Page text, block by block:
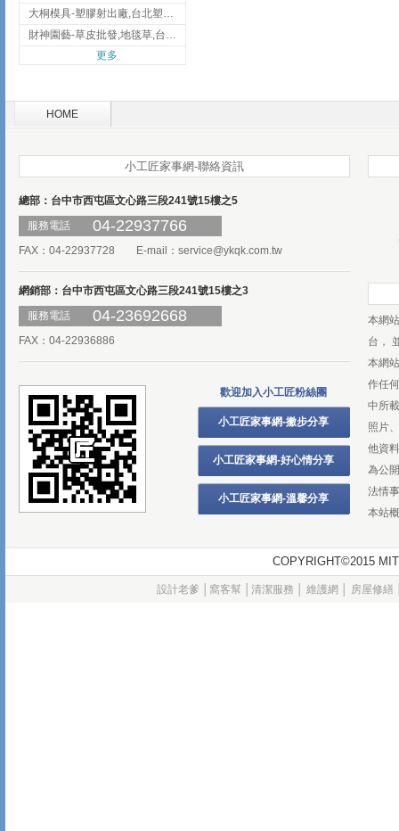
大桐模具-塑膠射出廠,台北塑膠射出廠
財神園藝-草皮批發,地毯草,台北草,彰化地毯草,彰化台北草
更多
HOME
小工匠家事網-聯絡資訊
總部：台中市西屯區文心路三段241號15樓之5
服務電話
04-22937766
FAX：04-22937728 E-mail： service@ykqk.com.tw
網銷部：台中市西屯區文心路三段241號15樓之3
服務電話
04-23692668
FAX：04-22936886
歡迎加入小工匠粉絲團
小工匠家事網-撇步分享
小工匠家事網-好心情分享
小工匠家事網-溫馨分享
本網
台，
本網
作任
中所
照片
他資
為公
法情
本站
COPYRIGHT©2015
設計老爹 窩客幫 清潔服務 維護網 房屋修繕